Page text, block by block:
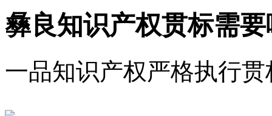
彝良知识产权贯标需
一品知识产权严格执行